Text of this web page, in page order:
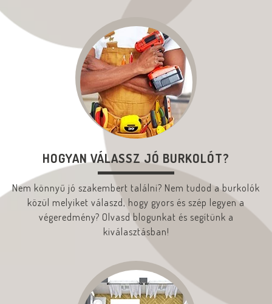
HOGYAN VÁLASSZ JÓ BURKOLÓT?
Nem könnyű jó szakembert találni? Nem tudod a burkolók
közül melyiket válaszd, hogy gyors és szép legyen a
végeredmény? Olvasd blogunkat és segítünk a
kiválasztásban!